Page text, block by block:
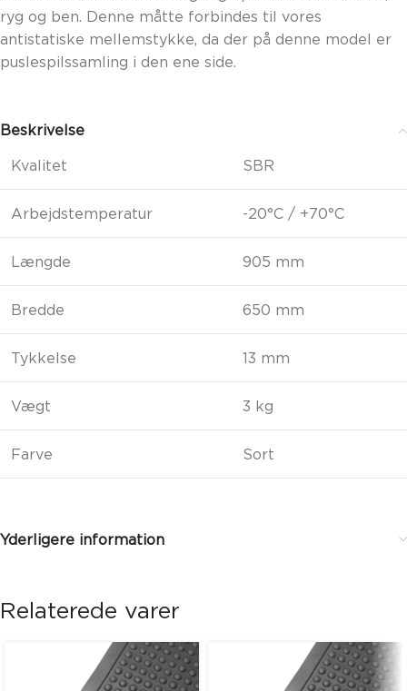
ryg og ben. Denne måtte forbindes til vores
antistatiske mellemstykke, da der på denne model er
puslespilssamling i den ene side.
Beskrivelse
Kvalitet SBR
Arbejdstemperatur -20°C / +70°C
Længde 905 mm
Bredde 650 mm
Tykkelse 13 mm
Vægt 3 kg
Farve Sort
Yderligere information
Relaterede varer